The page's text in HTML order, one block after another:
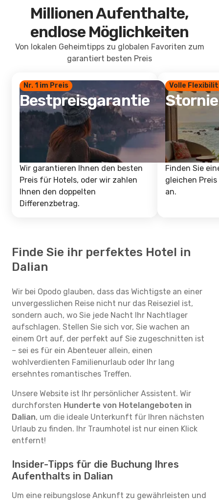
Millionen Aufenthalte,
endlose Möglichkeiten
Von lokalen Geheimtipps zu globalen Favoriten zum
garantiert besten Preis
Nr. 1 im Preis
Bestpreisgarantie
Wir garantieren Ihnen den besten
Preis für Hotels, oder wir zahlen
Ihnen den doppelten
Differenzbetrag.
Volle
Finden Sie
gleichen
an.
Finde Sie ihr perfektes Hotel in
Dalian
Wir bei Opodo glauben, dass das Wichtigste an einer
unvergesslichen Reise nicht nur das Reiseziel ist,
sondern auch, wo Sie jede Nacht Ihr Nachtlager
aufschlagen. Stellen Sie sich vor, Sie wachen an
einem Ort auf, der perfekt auf Sie zugeschnitten ist
– sei es für ein Abenteuer allein, einen
wohlverdienten Familienurlaub oder Ihr lang
ersehntes romantisches Treffen.
Unsere Website ist Ihr persönlicher Assistent. Wir
durchforsten Hunderte von Hotelangeboten in
Dalian, um die ideale Unterkunft für Ihren nächsten
Urlaub zu finden. Ihr Traumhotel ist nur einen Klick
entfernt!
Insider-Tipps für die Buchung Ihres
Aufenthalts in Dalian
Um eine reibungslose Ankunft zu gewährleisten und